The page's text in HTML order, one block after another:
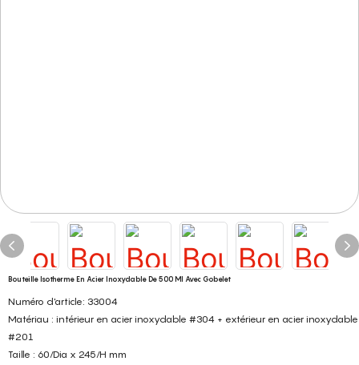
Bouteille Isotherme En Acier Inoxydable De 500 Ml Avec Gobelet
Numéro d'article: 33004
Matériau : intérieur en acier inoxydable #304 + extérieur en acier inoxydable
#201
Taille : 60/Dia x 245/H mm